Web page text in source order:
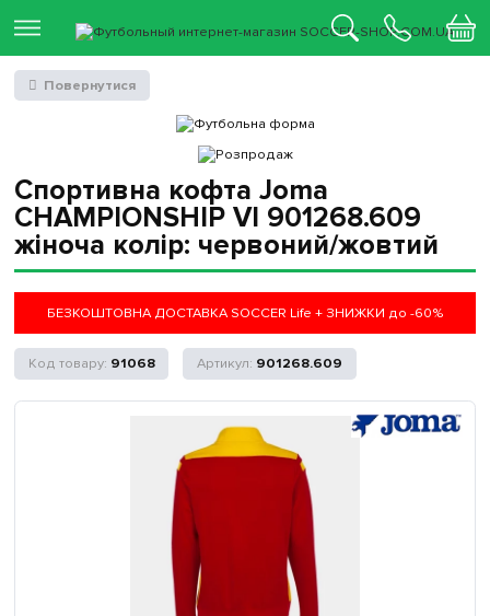
Спортивна кофта Joma
CHAMPIONSHIP VI 901268.609
жіноча колір: червоний/жовтий
БЕЗКОШТОВНА ДОСТАВКА SOCCER Life + ЗНИЖКИ до -60%
91068 901268.609
Повернутися